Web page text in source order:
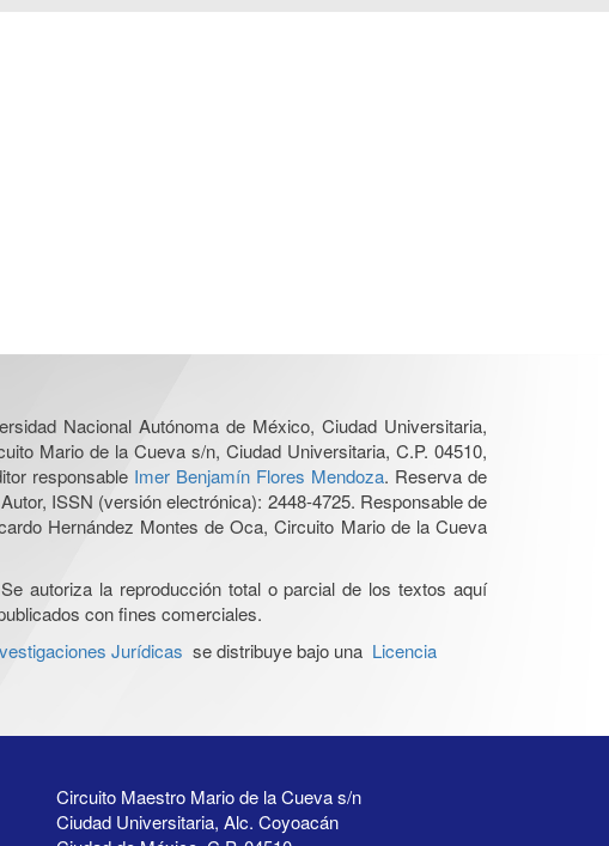
Nacional Autónoma de México, Ciudad Universitaria,
Mario de la Cueva s/n, Ciudad Universitaria, C.P. 04510,
responsable Imer Benjamín Flores Mendoza. Reserva de
ISSN (versión electrónica): 2448-4725. Responsable de
Hernández Montes de Oca, Circuito Mario de la Cueva
autoriza la reproducción total o parcial de los textos aquí
con fines comerciales.
Jurídicas se distribuye bajo una Licencia
Circuito Maestro Mario de la Cueva s/n
Ciudad Universitaria, Alc. Coyoacán